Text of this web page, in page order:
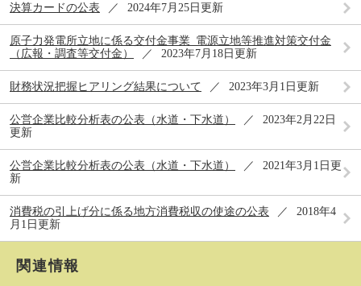
決算カードの公表 2024年7月25日更新
原子力発電所立地に係る交付金事業_電源立地等推進対策交付金
（広報・調査等交付金）
2023年7月18日更新
財務状況把握ヒアリング結果について 2023年3月1日更新
公営企業比較分析表の公表（水道・下水道）
2023年2月22日
更新
公営企業比較分析表の公表（水道・下水道）
2021年3月1日更
新
消費税の引上げ分に係る地方消費税収の使途の公表
2018年4
月1日更新
関連情報